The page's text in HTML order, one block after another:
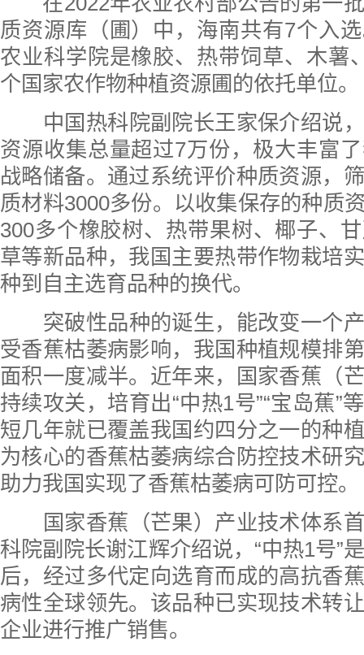
质资源库（圃）中，海南共有7个入
农业科学院是橡胶、热带饲草、木薯
个国家农作物种植资源圃的依托单位。
中国热科院副院长王家保介绍说
资源收集总量超过7万份，极大丰富
战略储备。通过系统评价种质资源，
质材料3000多份。以收集保存的种质
300多个橡胶树、热带果树、椰子、
草等新品种，我国主要热带作物栽培
种到自主选育品种的换代。
突破性品种的诞生，能改变一个
受香蕉枯萎病影响，我国种植规模排
面积一度减半。近年来，国家香蕉（
持续攻关，培育出“中热1号”“宝岛蕉”
短几年就已覆盖我国约四分之一的种
为核心的香蕉枯萎病综合防控技术研
助力我国实现了香蕉枯萎病可防可控。
国家香蕉（芒果）产业技术体系
科院副院长谢江辉介绍说，“中热1号”
后，经过多代定向选育而成的高抗香
病性全球领先。该品种已实现技术转
企业进行推广销售。